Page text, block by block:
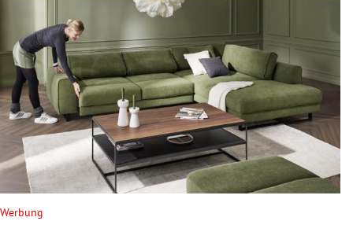
Untermenü
Untermenü
Untermenü
Untermenü
Werbung